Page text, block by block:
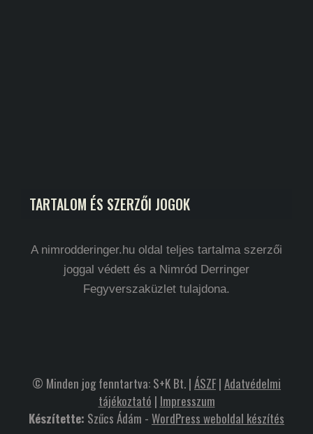
TARTALOM ÉS SZERZŐI JOGOK
A nimrodderinger.hu oldal teljes tartalma szerzői
joggal védett és a Nimród Derringer
Fegyverszaküzlet tulajdona.
© Minden jog fenntartva: S+K Bt. | ÁSZF| Adatvédelmi
tájékoztató | Impresszum
Készítette: Szűcs Ádám - WordPress weboldal készítés